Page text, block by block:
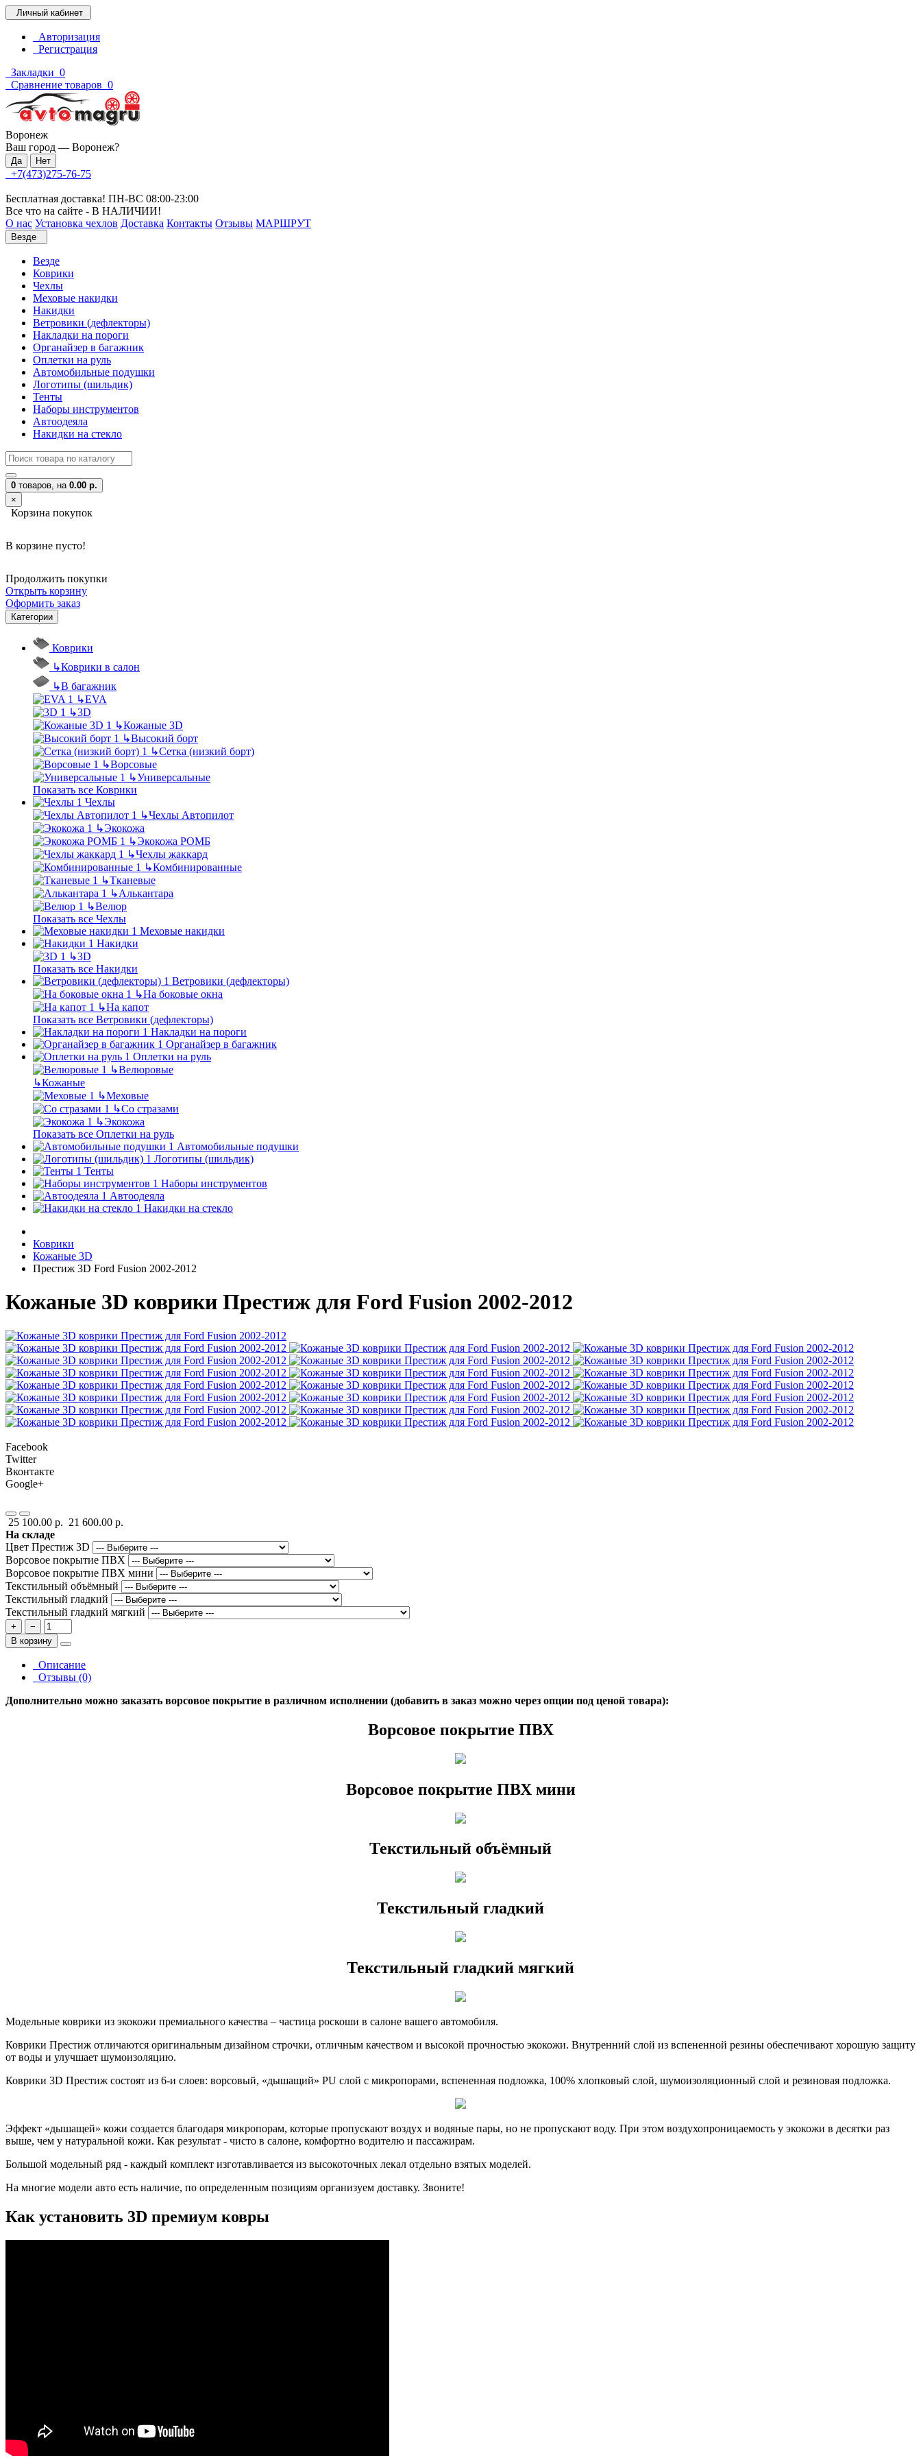
Личный кабинет
Авторизация
Регистрация
Закладки 0
Сравнение товаров 0
Воронеж
Ваш город — Воронеж?
+7(473)275-76-75
Бесплатная доставка! ПН-ВС 08:00-23:00
Все что на сайте - В НАЛИЧИИ!
О нас Установка чехлов Доставка Контакты Отзывы МАРШРУТ
Везде
Везде
Коврики
Чехлы
Меховые накидки
Накидки
Ветровики (дефлекторы)
Накладки на пороги
Органайзер в багажник
Оплетки на руль
Автомобильные подушки
Логотипы (шильдик)
Тенты
Наборы инструментов
Автоодеяла
Накидки на стекло
0 товаров, на 0.00 р.
×
Корзина покупок
В корзине пусто!
Продолжить покупки
Открыть корзину
Оформить заказ
Категории
Коврики
↳Коврики в салон
↳В багажник
↳EVA
↳3D
↳Кожаные 3D
↳Высокий борт
↳Сетка (низкий борт)
↳Ворсовые
↳Универсальные
Показать все Коврики
Чехлы
↳Чехлы Автопилот
↳Экокожа
↳Экокожа РОМБ
↳Чехлы жаккард
↳Комбинированные
↳Тканевые
↳Алькантара
↳Велюр
Показать все Чехлы
Меховые накидки
Накидки
↳3D
Показать все Накидки
Ветровики (дефлекторы)
↳На боковые окна
↳На капот
Показать все Ветровики (дефлекторы)
Накладки на пороги
Органайзер в багажник
Оплетки на руль
↳Велюровые
↳Кожаные
↳Меховые
↳Со стразами
↳Экокожа
Показать все Оплетки на руль
Автомобильные подушки
Логотипы (шильдик)
Тенты
Наборы инструментов
Автоодеяла
Накидки на стекло
Коврики
Кожаные 3D
Престиж 3D Ford Fusion 2002-2012
Кожаные 3D коврики Престиж для Ford Fusion 2002-2012
Facebook
Twitter
Вконтакте
Google+
25 100.00 р. 21 600.00 р.
На складе
Цвет Престиж 3D
Ворсовое покрытие ПВХ
Ворсовое покрытие ПВХ мини
Текстильный объёмный
Текстильный гладкий
Текстильный гладкий мягкий
+
−
В корзину
Описание
Отзывы (0)
Дополнительно можно заказать ворсовое покрытие в различном исполнении (добавить в заказ можно через опции под ценой товара):
Ворсовое покрытие ПВХ
Ворсовое покрытие ПВХ мини
Текстильный объёмный
Текстильный гладкий
Текстильный гладкий мягкий
Модельные коврики из экокожи премиального качества – частица роскоши в салоне вашего автомобиля.
Коврики Престиж отличаются оригинальным дизайном строчки, отличным качеством и высокой прочностью экокожи. Внутренний слой из вспененной резины обеспечивают хорошую защиту
от воды и улучшает шумоизоляцию.
Коврики 3D Престиж состоят из 6-и слоев: ворсовый, «дышащий» PU слой с микропорами, вспененная подложка, 100% хлопковый слой, шумоизоляционный слой и резиновая подложка.
Эффект «дышащей» кожи создается благодаря микропорам, которые пропускают воздух и водяные пары, но не пропускают воду. При этом воздухопроницаемость у экокожи в десятки раз
выше, чем у натуральной кожи. Как результат - чисто в салоне, комфортно водителю и пассажирам.
Большой модельный ряд - каждый комплект изготавливается из высокоточных лекал отдельно взятых моделей.
На многие модели авто есть наличие, по определенным позициям организуем доставку. Звоните!
Как установить 3D премиум ковры